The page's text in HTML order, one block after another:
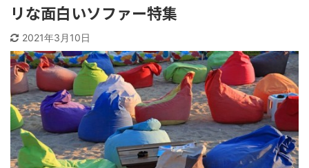
リな面白いソファー特集
2021年3月10日